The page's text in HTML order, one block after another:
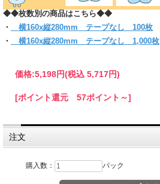
◆◆枚数別の商品はこちら◆◆
・
横160x縦280mm テープなし 100枚
・
横160x縦280mm テープなし 1,000枚
価格:5,198円(税込 5,717円)
[ポイント還元 57ポイント～]
注文
購入数： パック